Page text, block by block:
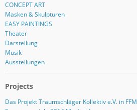
CONCEPT ART
Masken & Skulpturen
EASY PAINTINGS
Theater
Darstellung
Musik
Ausstellungen
Projects
Das Projekt Traumschläger Kollektiv e.V. in FFM